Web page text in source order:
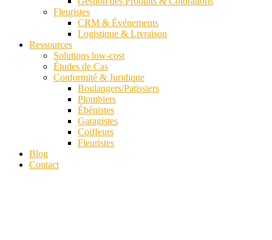
Fleuristes
CRM & Événements
Logistique & Livraison
Ressources
Solutions low-cost
Études de Cas
Conformité & Juridique
Boulangers/Patissiers
Plombiers
Ébénistes
Garagistes
Coiffeurs
Fleuristes
Blog
Contact